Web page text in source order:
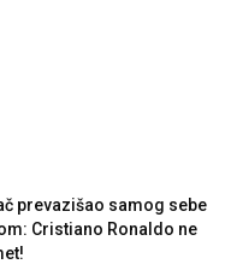
prevazišao samog sebe
Cristiano Ronaldo ne